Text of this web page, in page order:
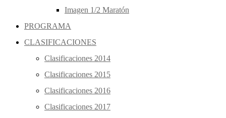
Imagen 1/2 Maratón
PROGRAMA
CLASIFICACIONES
Clasificaciones 2014
Clasificaciones 2015
Clasificaciones 2016
Clasificaciones 2017